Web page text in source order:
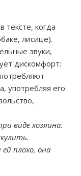
тексте, когда
лисице).
звуки,
дискомфорт:
употребляя его
виде хозяина.
ей плохо, она